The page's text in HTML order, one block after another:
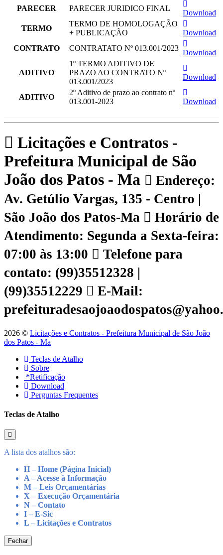
PARECER
PARECER JURIDICO FINAL
Download
TERMO
TERMO DE HOMOLOGAÇÃO
+ PUBLICAÇÃO
Download
CONTRATO
CONTRATATO Nº 013.001/2023
Download
ADITIVO
1º TERMO ADITIVO DE
PRAZO AO CONTRATO Nº
013.001/2023
Download
ADITIVO
2º Aditivo de prazo ao contrato nº
013.001-2023
Download
Licitações e Contratos -
Prefeitura Municipal de São
João dos Patos - Ma
Endereço:
Av. Getúlio Vargas, 135 - Centro |
São João dos Patos-Ma
Horário de
Atendimento: Segunda a Sexta-feira:
07:00 às 13:00
Telefone para
contato: (99)35512328 |
(99)35512229
E-Mail:
2026 © Licitações e Contratos - Prefeitura Municipal de São João
dos Patos - Ma
Teclas de Atalho
Sobre
*Retificação
Download
Perguntas Frequentes
Teclas de Atalho
A lista dos atalhos são:
H – Home (Página Inicial)
A – Acesse à Informação
M – Leis Orçamentárias
X – Execução Orçamentária
N – Contato
I – E-Sic
L – Licitações e Contratos
Fechar